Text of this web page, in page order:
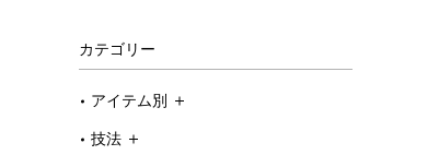
カテゴリー
アイテム別
技法